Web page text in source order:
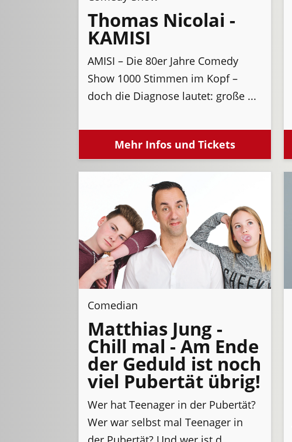
Thomas Nicolai -
KAMISI
AMISI – Die 80er Jahre Comedy
Show 1000 Stimmen im Kopf –
doch die Diagnose lautet: große ...
Mehr Infos und Tickets
Comedian
Matthias Jung -
Chill mal - Am Ende
der Geduld ist noch
viel Pubertät übrig!
Wer hat Teenager in der Pubertät?
Wer war selbst mal Teenager in
der Pubertät? Und wer ist d...